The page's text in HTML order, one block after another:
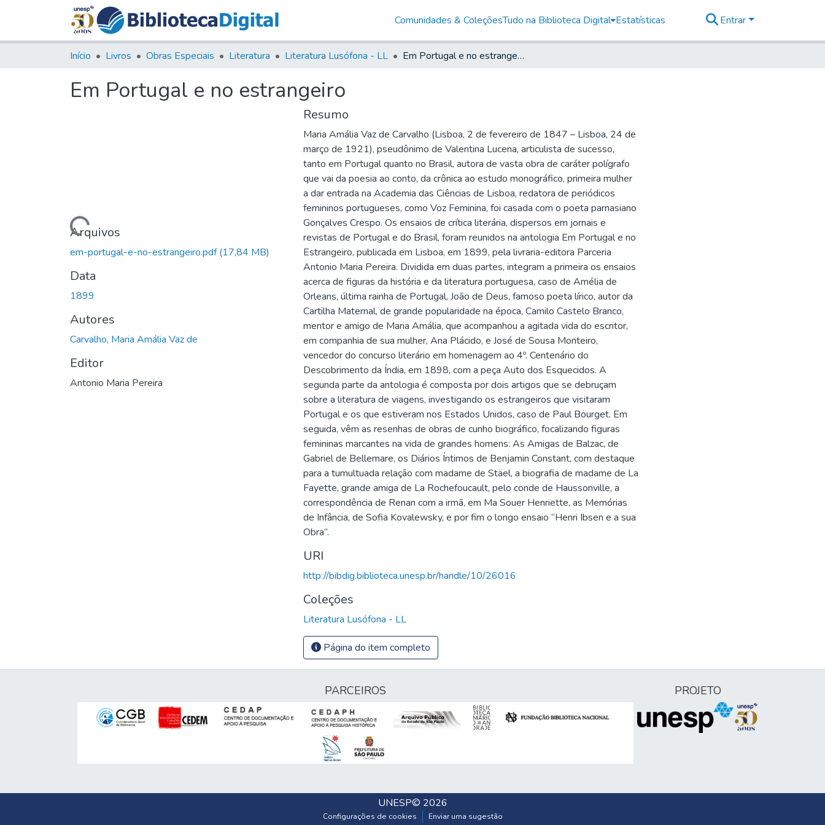
Comunidades & ColeçõesTudo na Biblioteca Digital Estatísticas Entrar
Início Livros Obras Especiais Literatura Literatura Lusófona - LL Em Portugal e no estrangeiro
Em Portugal e no estrangeiro
Carregando...Arquivos
em-portugal-e-no-estrangeiro.pdf(17,84 MB)
Data
1899
Autores
Carvalho, Maria Amália Vaz de
Editor
Antonio Maria Pereira
Resumo
Maria Amália Vaz de Carvalho (Lisboa, 2 de fevereiro de 1847 – Lisboa, 24 de
março de 1921), pseudônimo de Valentina Lucena, articulista de sucesso,
tanto em Portugal quanto no Brasil, autora de vasta obra de caráter polígrafo
que vai da poesia ao conto, da crônica ao estudo monográfico, primeira mulher
a dar entrada na Academia das Ciências de Lisboa, redatora de periódicos
femininos portugueses, como Voz Feminina, foi casada com o poeta parnasiano
Gonçalves Crespo. Os ensaios de crítica literária, dispersos em jornais e
revistas de Portugal e do Brasil, foram reunidos na antologia Em Portugal e no
Estrangeiro, publicada em Lisboa, em 1899, pela livraria-editora Parceria
Antonio Maria Pereira. Dividida em duas partes, integram a primeira os ensaios
acerca de figuras da história e da literatura portuguesa, caso de Amélia de
Orleans, última rainha de Portugal, João de Deus, famoso poeta lírico, autor da
Cartilha Maternal, de grande popularidade na época, Camilo Castelo Branco,
mentor e amigo de Maria Amália, que acompanhou a agitada vida do escritor,
em companhia de sua mulher, Ana Plácido, e José de Sousa Monteiro,
vencedor do concurso literário em homenagem ao 4º. Centenário do
Descobrimento da Índia, em 1898, com a peça Auto dos Esquecidos. A
segunda parte da antologia é composta por dois artigos que se debruçam
sobre a literatura de viagens, investigando os estrangeiros que visitaram
Portugal e os que estiveram nos Estados Unidos, caso de Paul Bourget. Em
seguida, vêm as resenhas de obras de cunho biográfico, focalizando figuras
femininas marcantes na vida de grandes homens: As Amigas de Balzac, de
Gabriel de Bellemare, os Diários Íntimos de Benjamin Constant, com destaque
para a tumultuada relação com madame de Stäel, a biografia de madame de La
Fayette, grande amiga de La Rochefoucault, pelo conde de Haussonville, a
correspondência de Renan com a irmã, em Ma Souer Henriette, as Memórias
de Infância, de Sofia Kovalewsky, e por fim o longo ensaio “Henri Ibsen e a sua
Obra”.
URI
http://bibdig.biblioteca.unesp.br/handle/10/26016
Coleções
Literatura Lusófona - LL
Página do item completo
PARCEIROS PROJETO
UNESP© 2026
Configurações de cookies Enviar uma sugestão